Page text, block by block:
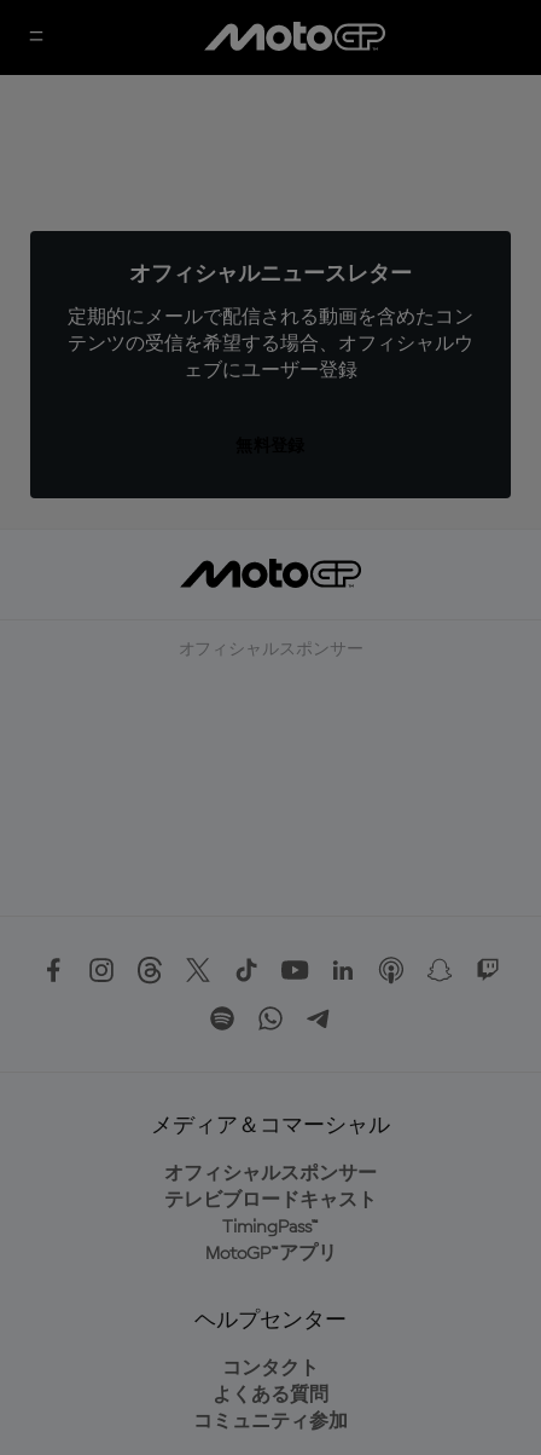
オフィシャルニュースレター
定期的にメールで配信される動画を含めたコン
テンツの受信を希望する場合、オフィシャルウ
ェブにユーザー登録
オフィシャルスポンサー
メディア＆コマーシャル
オフィシャルスポンサー
テレビブロードキャスト
TimingPass™
MotoGP™アプリ
ヘルプセンター
コンタクト
よくある質問
コミュニティ参加